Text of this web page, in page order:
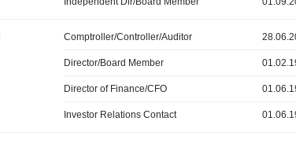
Comptroller/Controller/Auditor
Director/Board Member
Director of Finance/CFO
Investor Relations Contact